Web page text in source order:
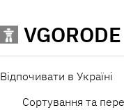
VGORODE
Відпочивати в Україні
Сортування та